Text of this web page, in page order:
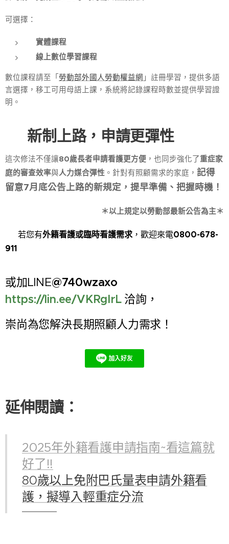
可選擇：
實體課程
線上數位學習課程
數位課程請至「 勞動部外國人勞動權益網 」註冊學習，提供多語
言選擇，移工可用母語上課，系統將記錄課程時數並提供學習證
明。
新制上路，申請更彈性
這次修法不僅讓80歲長者申請看護更方便 ，也同步強化了重症家
庭的審查效率與人力媒合彈性 。針對有照顧需求的家庭， 記得
留意7月底公告上路的新規定，提早準備、把握時機！
＊以上規定以勞動部最新公告為主＊
若您有外籍看護或臨時看護需求，歡迎來電0800-678-
911
或加LINE@740wzaxo
https://lin.ee/VKRgIrL 洽詢，
崇尚為您解決長期照顧人力需求！
延伸閱讀：
2025年外籍看護申請指南~看這篇就
好了!!
80歲以上免附巴氏量表申請外籍看
護，擬導入輕重症分流